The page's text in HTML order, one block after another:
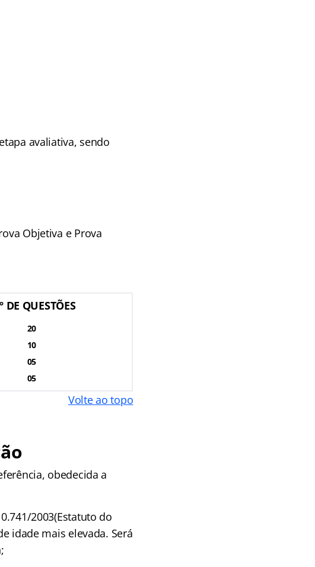
avaliativa, sendo
Objetiva e Prova
DE QUESTÕES
20
10
05
05
Volte ao topo
obedecida a
2003(Estatuto do
idade mais elevada. Será